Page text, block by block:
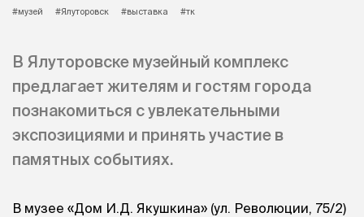
#музей #Ялуторовск #выставка #тк
В Ялуторовске музейный комплекс
предлагает жителям и гостям города
познакомиться с увлекательными
экспозициями и принять участие в
памятных событиях.
В музее «Дом И.Д. Якушкина» (ул. Революции, 75/2)